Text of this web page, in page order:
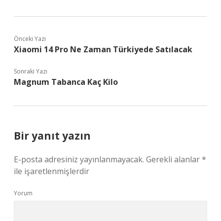
Önceki Yazı
Xiaomi 14 Pro Ne Zaman Türkiyede Satılacak
Sonraki Yazı
Magnum Tabanca Kaç Kilo
Bir yanıt yazın
E-posta adresiniz yayınlanmayacak. Gerekli alanlar*
ile işaretlenmişlerdir
Yorum